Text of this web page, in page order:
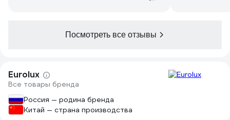
струи для разных задач. Я мою не
удобно хранить и транспортировать.
В комплекте есть все необходимые
насадки, так что можно использовать
ее для разных целей. Еще важный
момент - расход воды. У мойки Eurolux
Посмотреть все отзывы
Eurolux
Все товары бренда
Россия — родина бренда
Китай — страна производства